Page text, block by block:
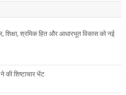
शिक्षा, श्रमिक हित और आधारभूत विकास को नई
की शिष्टाचार भेंट